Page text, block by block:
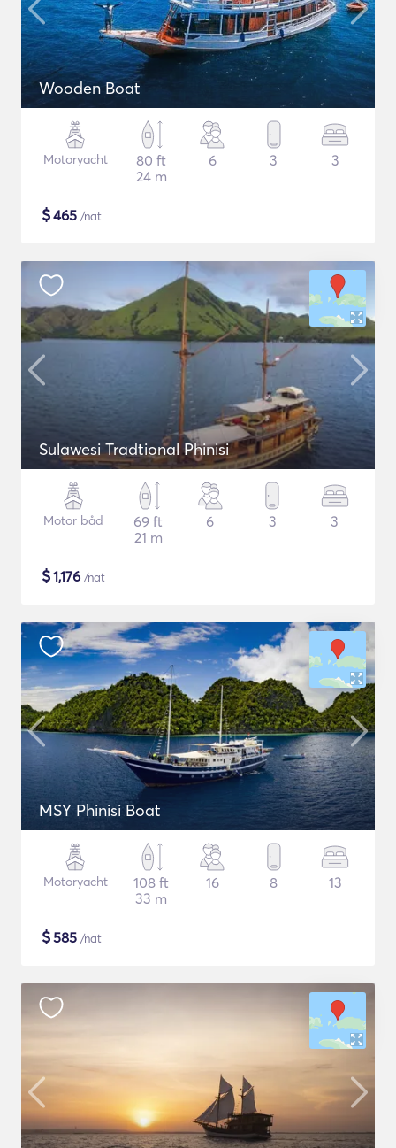
Wooden Boat
Motoryacht
80 ft
24 m
6 3 3
$465 /nat
Sulawesi Tradtional Phinisi
Motor båd
69 ft
21 m
6 3 3
$1,176 /nat
MSY Phinisi Boat
Motoryacht
108 ft
33 m
16 8 13
$585 /nat